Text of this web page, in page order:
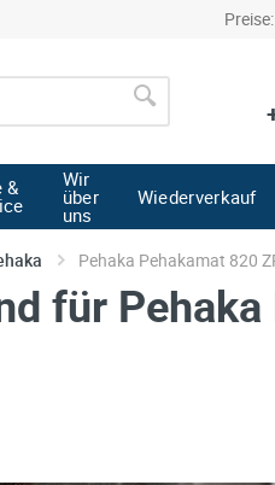
Preise:
& Wir
über
uns
Wiederverkauf
Pehaka Pehakamat 820
für